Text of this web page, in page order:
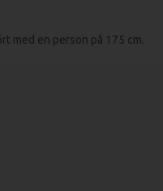
med en person på 175 cm.